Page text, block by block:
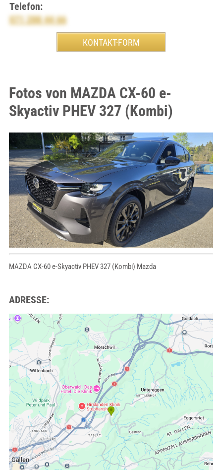
Telefon:
071 288 44 66
Fotos von MAZDA CX-60 e-
Skyactiv PHEV 327 (Kombi)
MAZDA CX-60 e-Skyactiv PHEV 327 (Kombi) Mazda
ADRESSE: